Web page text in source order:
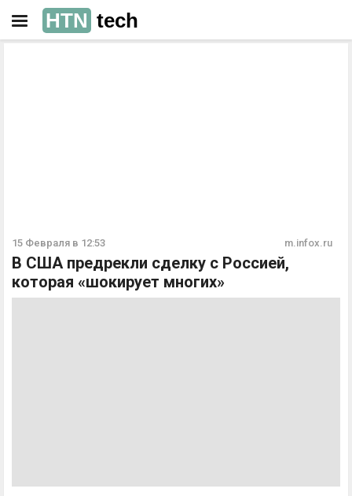
HTN tech
15 Февраля в 12:53 m.infox.ru
В США предрекли сделку с Россией,
которая «шокирует многих»